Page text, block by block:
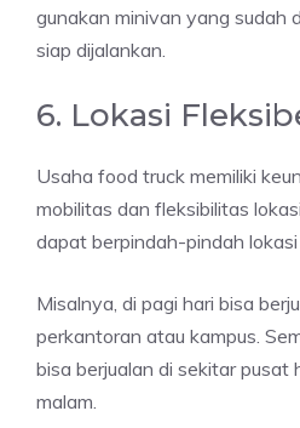
gunakan minivan yang sudah
siap dijalankan.
6. Lokasi
Usaha food truck memiliki
mobilitas dan fleksibilitas
dapat berpindah-pindah lokasi
Misalnya, di pagi hari bisa
perkantoran atau kampus.
bisa berjualan di sekitar pusat
malam.